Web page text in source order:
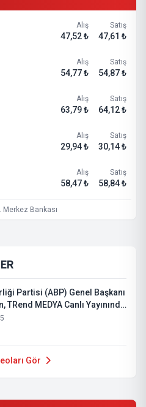
Alış
47,52 ₺
Satış
47,61 ₺
Alış
54,77 ₺
Satış
54,87 ₺
Alış
63,79 ₺
Satış
64,12 ₺
Alış
29,94 ₺
Satış
30,14 ₺
Alış
58,47 ₺
Satış
58,84 ₺
Merkez Bankası
Partisi (ABP) Genel Başkanı
TRend MEDYA Canlı Yayınında
Gör